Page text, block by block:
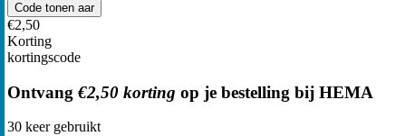
Code tonen aar
€2,50
Korting
kortingscode
Ontvang €2,50 korting op je bestelling bij HEMA
30 keer gebruikt